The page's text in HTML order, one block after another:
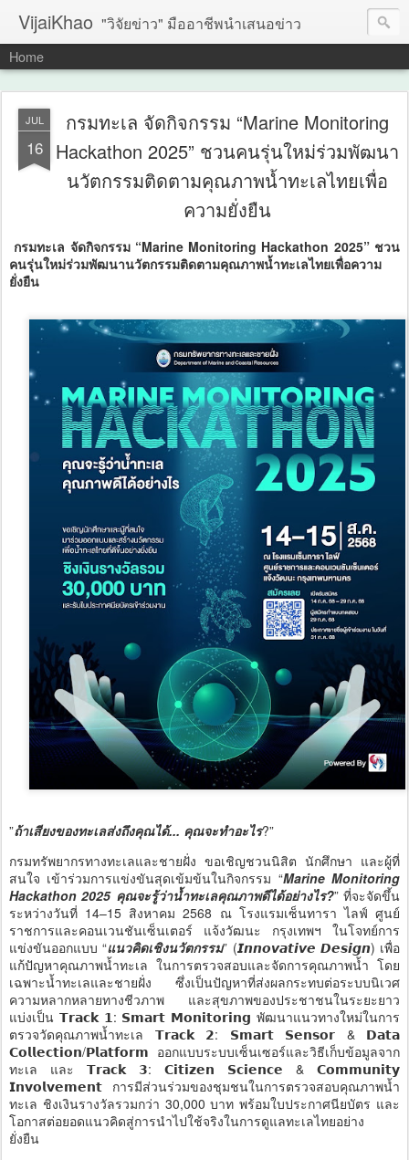
VijaiKhao "วิจัยข่าว" มืออาชีพนำเสนอข่าว
Home
JUL
16
กรมทะเล จัดกิจกรรม “Marine Monitoring
Hackathon 2025” ชวนคนรุ่นใหม่ร่วมพัฒนา
นวัตกรรมติดตามคุณภาพน้ำทะเลไทยเพื่อ
ความยั่งยืน
กรมทะเล จัดกิจกรรม “Marine Monitoring Hackathon 2025” ชวน
คนรุ่นใหม่ร่วมพัฒนานวัตกรรมติดตามคุณภาพน้ำทะเลไทยเพื่อความ
ยั่งยืน
”ถ้าเสียงของทะเลส่งถึงคุณได้... คุณจะทำอะไร?”
กรมทรัพยากรทางทะเลและชายฝั่ง ขอเชิญชวนนิสิต นักศึกษา และผู้ที่
สนใจ เข้าร่วมการแข่งขันสุดเข้มข้นในกิจกรรม “Marine Monitoring
Hackathon 2025 คุณจะรู้ว่าน้ำทะเลคุณภาพดีได้อย่างไร?” ที่จะจัดขึ้น
ระหว่างวันที่ 14–15 สิงหาคม 2568 ณ โรงแรมเซ็นทารา ไลฟ์ ศูนย์
ราชการและคอนเวนชันเซ็นเตอร์ แจ้งวัฒนะ กรุงเทพฯ ในโจทย์การ
แข่งขันออกแบบ “แนวคิดเชิงนวัตกรรม” (𝙄𝙣𝙣𝙤𝙫𝙖𝙩𝙞𝙫𝙚 𝘿𝙚𝙨𝙞𝙜𝙣) เพื่อ
แก้ปัญหาคุณภาพน้ำทะเล ในการตรวจสอบและจัดการคุณภาพน้ำ โดย
เฉพาะน้ำทะเลและชายฝั่ง ซึ่งเป็นปัญหาที่ส่งผลกระทบต่อระบบนิเวศ
ความหลากหลายทางชีวภาพ และสุขภาพของประชาชนในระยะยาว
แบ่งเป็น 𝗧𝗿𝗮𝗰𝗸 𝟭: 𝗦𝗺𝗮𝗿𝘁 𝗠𝗼𝗻𝗶𝘁𝗼𝗿𝗶𝗻𝗴 พัฒนาแนวทางใหม่ในการ
ตรวจวัดคุณภาพน้ำทะเล 𝗧𝗿𝗮𝗰𝗸 𝟮: 𝗦𝗺𝗮𝗿𝘁 𝗦𝗲𝗻𝘀𝗼𝗿 & 𝗗𝗮𝘁𝗮
𝗖𝗼𝗹𝗹𝗲𝗰𝘁𝗶𝗼𝗻/𝗣𝗹𝗮𝘁𝗳𝗼𝗿𝗺 ออกแบบระบบเซ็นเซอร์และวิธีเก็บข้อมูลจาก
ทะเล และ 𝗧𝗿𝗮𝗰𝗸 𝟯: 𝗖𝗶𝘁𝗶𝘇𝗲𝗻 𝗦𝗰𝗶𝗲𝗻𝗰𝗲 & 𝗖𝗼𝗺𝗺𝘂𝗻𝗶𝘁𝘆
𝗜𝗻𝘃𝗼𝗹𝘃𝗲𝗺𝗲𝗻𝘁 การมีส่วนร่วมของชุมชนในการตรวจสอบคุณภาพน้ำ
ทะเล ชิงเงินรางวัลรวมกว่า 30,000 บาท พร้อมใบประกาศนียบัตร และ
โอกาสต่อยอดแนวคิดสู่การนำไปใช้จริงในการดูแลทะเลไทยอย่าง
ยั่งยืน